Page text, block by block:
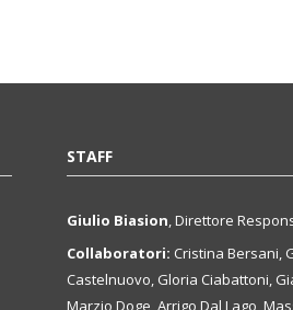
STAFF
Giulio Biasion, Direttore
Collaboratori: Cristina Bersani,
Castelnuovo, Gloria Ciabattoni,